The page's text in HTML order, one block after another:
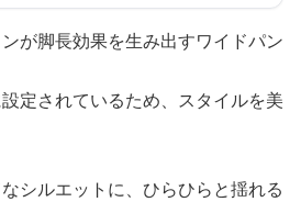
が脚長効果を生み出すワイドパン
定されているため、スタイルを美
シルエットに、ひらひらと揺れる